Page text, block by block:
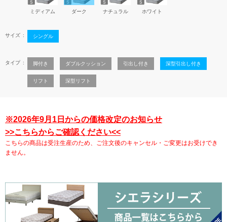
ミディアム ダーク ナチュラル ホワイト
サイズ シングル
タイプ 脚付き ダブルクッション 引出し付き 深型引出し付き
リフト 深型リフト
※2026年9月1日からの価格改定のお知らせ
>>こちらからご確認ください<<
こちらの商品は受注生産のため、ご注文後のキャンセル・ご変更はお受けでき
ません。